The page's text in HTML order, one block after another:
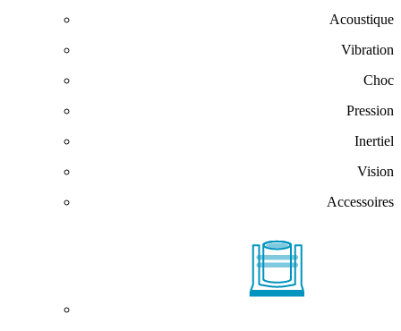
Acoustique
Vibration
Choc
Pression
Inertiel
Vision
Accessoires